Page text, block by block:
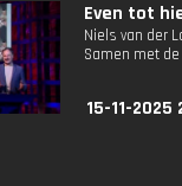
Even tot
Niels van der
Samen met
15-11-2025